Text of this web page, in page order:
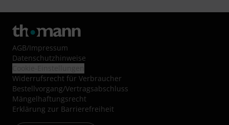
AGB/Impressum
Datenschutzhinweise
Widerrufsrecht für Verbraucher
Bestellvorgang/Vertragsabschluss
Mängelhaftungsrecht
Erklärung zur Barrierefreiheit